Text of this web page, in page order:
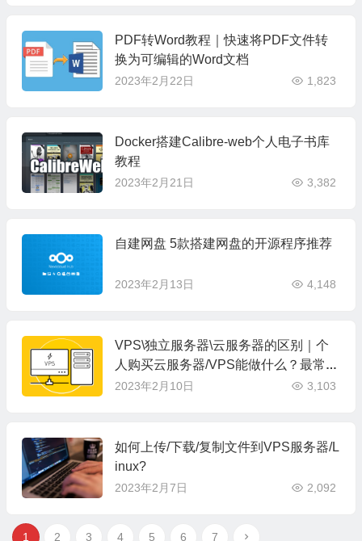
PDF转Word教程｜快速将PDF文件转
换为可编辑的Word文档
2023年2月22日 1,823
Docker搭建Calibre-web个人电子书库
教程
2023年2月21日 3,382
自建网盘 5款搭建网盘的开源程序推荐
2023年2月13日 4,148
VPS\独立服务器\云服务器的区别｜个
人购买云服务器/VPS能做什么？最常见
的用途详解
2023年2月10日 3,103
如何上传/下载/复制文件到VPS服务器/L
inux?
2023年2月7日 2,092
1 2 3 4 5 6 7